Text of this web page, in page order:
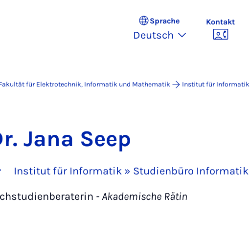
Sprache
Deutsch
Kontakt
für Elektrotechnik, Informatik und Mathematik
Institut für Informatik
Jana Seep
Institut für Informatik » Studienbüro Informatik
- Akademische Rätin